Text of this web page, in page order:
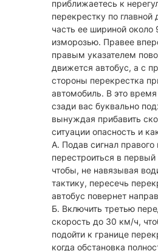
приближаетесь к
перекрестку по
часть ее шириной около
изморозью. Правее
правым указателем
движется автобус, а с
стороны перекрестка
автомобиль. В это
сзади вас буквально
вынуждая прибавить
ситуации опасность и
А. Подав сигнал правого
перестроиться в
чтобы, не навязывая
тактику, пересечь
автобус повернет
Б. Включить третью
скорость до 30 км/ч,
подойти к границе
когда обстановка